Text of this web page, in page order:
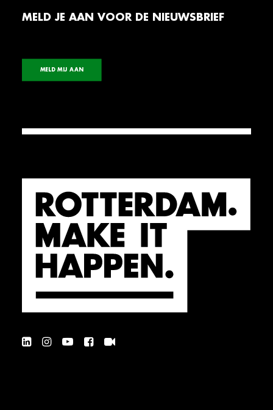
MELD JE AAN VOOR DE NIEUWSBRIEF
MELD MIJ AAN